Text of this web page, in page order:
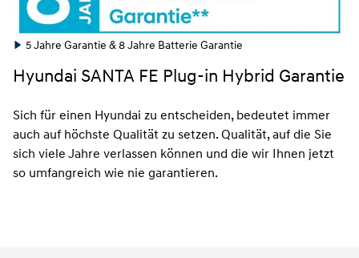
5 Jahre Garantie & 8 Jahre Batterie Garantie
Hyundai SANTA FE Plug-in Hybrid Garantie
Sich für einen Hyundai zu entscheiden, bedeutet immer
auch auf höchste Qualität zu setzen. Qualität, auf die Sie
sich viele Jahre verlassen können und die wir Ihnen jetzt
so umfangreich wie nie garantieren.